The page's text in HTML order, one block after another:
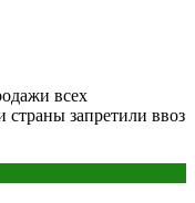
всех
страны запретили ввоз